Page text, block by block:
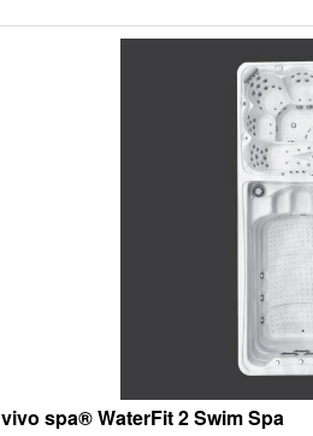
vivo spa® WaterFit 2 Swim Spa